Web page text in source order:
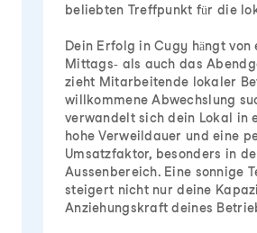
beliebten Treffpunkt für die
Dein Erfolg in Cugy hängt
Mittags- als auch das
zieht Mitarbeitende lokaler
willkommene Abwechslung
verwandelt sich dein Lokal in
hohe Verweildauer und eine
Umsatzfaktor, besonders in
Aussenbereich. Eine sonnige
steigert nicht nur deine
Anziehungskraft deines